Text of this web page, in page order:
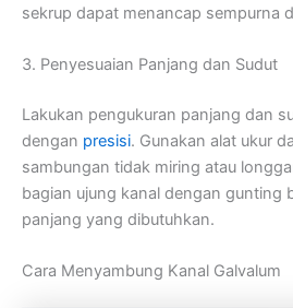
sekrup dapat menancap sempurna
3. Penyesuaian Panjang dan Sudut
Lakukan pengukuran panjang dan
dengan presisi. Gunakan alat ukur
sambungan tidak miring atau
bagian ujung kanal dengan gunting
panjang yang dibutuhkan.
Cara Menyambung Kanal Galvalum